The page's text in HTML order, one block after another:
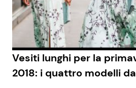
Economia
Persone Scomparse
Vesiti lunghi per la
2018: i quattro modelli